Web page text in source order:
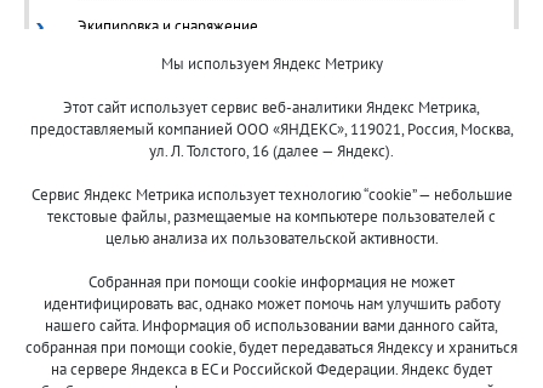
Экипировка и снаряжение
© 2013-2024 "Волжские приманки"
8 (800)
500-7844
Мы используем Яндекс Метрику
Этот сайт использует сервис веб-аналитики Яндекс Метрика,
предоставляемый компанией ООО «ЯНДЕКС», 119021, Россия, Москва,
ул. Л. Толстого, 16 (далее — Яндекс).
Сервис Яндекс Метрика использует технологию “cookie” — небольшие
текстовые файлы, размещаемые на компьютере пользователей с
целью анализа их пользовательской активности.
Собранная при помощи cookie информация не может
идентифицировать вас, однако может помочь нам улучшить работу
нашего сайта. Информация об использовании вами данного сайта,
собранная при помощи cookie, будет передаваться Яндексу и храниться
на сервере Яндекса в ЕС и Российской Федерации. Яндекс будет